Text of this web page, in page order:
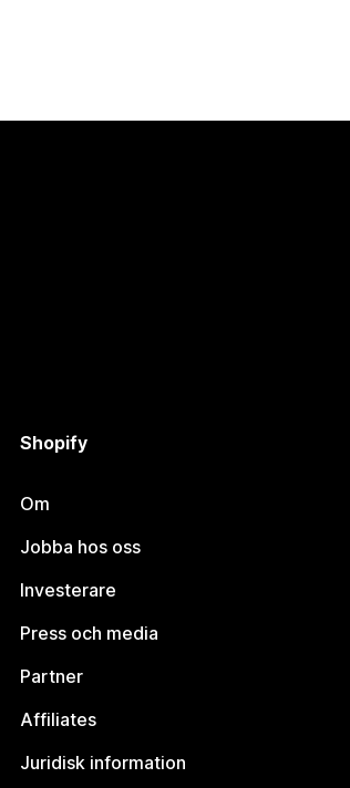
Shopify
Om
Jobba hos oss
Investerare
Press och media
Partner
Affiliates
Juridisk information